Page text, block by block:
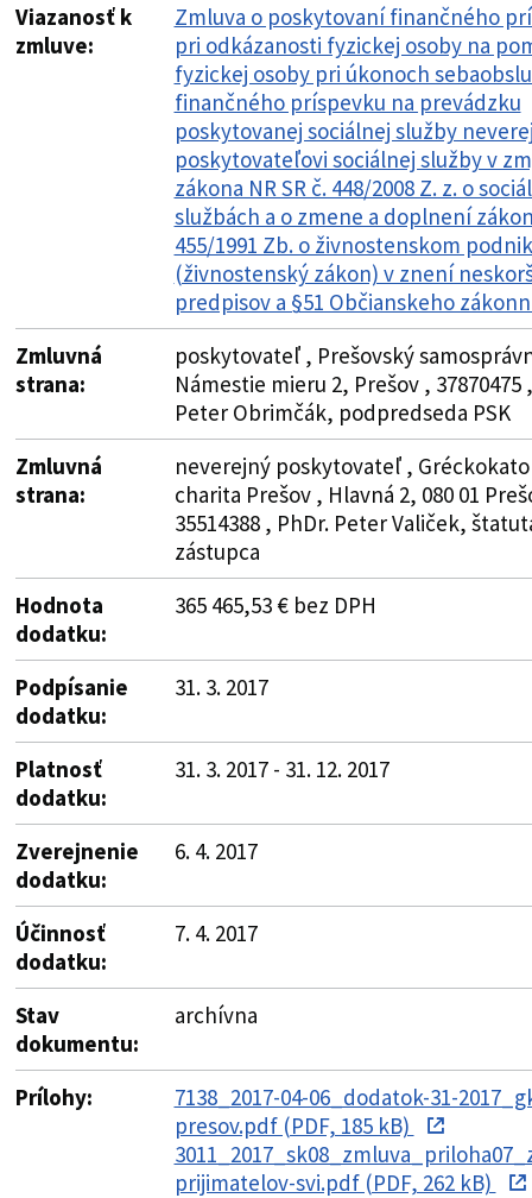
Viazanosť k
zmluve:
Zmluva o poskytovaní finančného
pri odkázanosti fyzickej osoby na
fyzickej osoby pri úkonoch
finančného príspevku na prevádzku
poskytovanej sociálnej služby
poskytovateľovi sociálnej služby v
zákona NR SR č. 448/2008 Z. z. o
službách a o zmene a doplnení
455/1991 Zb. o živnostenskom
(živnostenský zákon) v znení
predpisov a §51 Občianskeho
Zmluvná
strana:
poskytovateľ , Prešovský
Námestie mieru 2, Prešov , 37870475
Peter Obrimčák, podpredseda PSK
Zmluvná
strana:
neverejný poskytovateľ ,
charita Prešov , Hlavná 2, 080 01
35514388 , PhDr. Peter Valiček,
zástupca
Hodnota
dodatku:
365 465,53 € bez DPH
Podpísanie
dodatku:
31. 3. 2017
Platnosť
dodatku:
31. 3. 2017 - 31. 12. 2017
Zverejnenie
dodatku:
6. 4. 2017
Účinnosť
dodatku:
7. 4. 2017
Stav
dokumentu:
archívna
Prílohy:
7138_2017-04-06_dodatok-31-
presov.pdf (PDF, 185 kB)
prijimatelov-svi.pdf (PDF, 262 kB)